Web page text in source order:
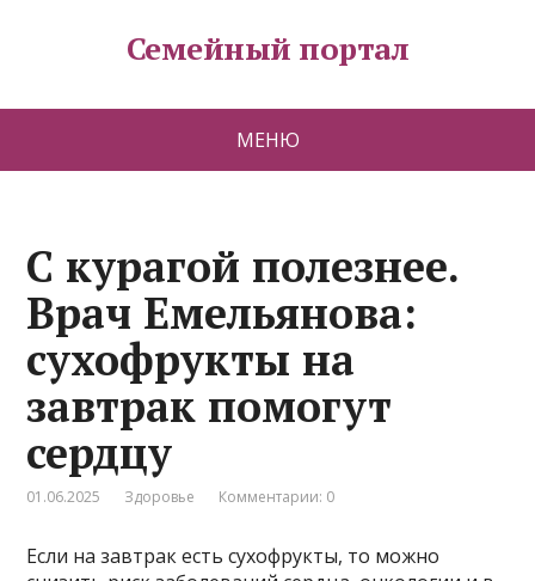
Семейный портал
МЕНЮ
С курагой полезнее.
Врач Емельянова:
сухофрукты на
завтрак помогут
сердцу
01.06.2025 Здоровье Комментарии: 0
Если на завтрак есть сухофрукты, то можно